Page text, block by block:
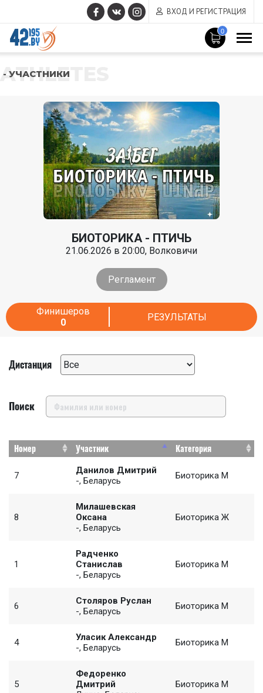
ВХОД И РЕГИСТРАЦИЯ
0
ATHLETES
- УЧАСТНИКИ
БИОТОРИКА - ПТИЧЬ
21.06.2026 в 20:00, Волковичи
Регламент
Финишеров
0
РЕЗУЛЬТАТЫ
Дистанция
Поиск
Номер Участник Категория
7
Данилов Дмитрий
-, Беларусь
Биоторика М
8
Милашевская
Оксана
-, Беларусь
Биоторика Ж
1
Радченко
Станислав
-, Беларусь
Биоторика М
6
Столяров Руслан
-, Беларусь
Биоторика М
4
Уласик Александр
-, Беларусь
Биоторика М
5
Федоренко
Дмитрий
Биоторика М